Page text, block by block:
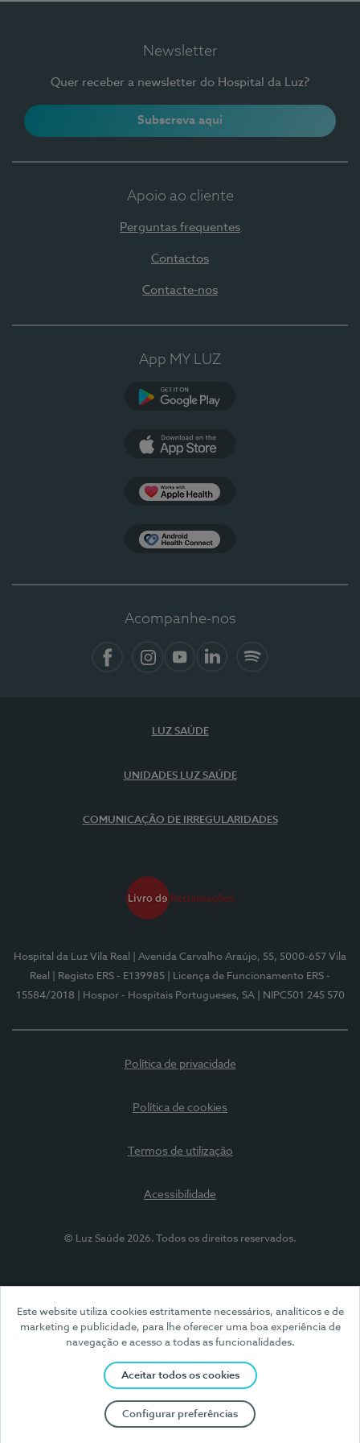
Este website utiliza cookies estritamente necessários, analíticos e de
marketing e publicidade, para lhe oferecer uma boa experiência de
navegação e acesso a todas as funcionalidades.
Aceitar todos os cookies
Configurar preferências
Newsletter
Quer receber a newsletter do Hospital da Luz?
Subscreva aqui
Apoio ao cliente
Perguntas frequentes
Contactos
Contacte-nos
App MY LUZ
Acompanhe-nos
LUZ SAÚDE
UNIDADES LUZ SAÚDE
COMUNICAÇÃO DE IRREGULARIDADES
Hospital da Luz Vila Real
| Avenida Carvalho Araújo, 55, 5000-657 Vila
Real
| Registo ERS - E139985
| Licença de Funcionamento ERS -
15584/2018
| Hospor - Hospitais Portugueses, SA | NIPC501 245 570
Política de privacidade
Política de cookies
Termos de utilização
Acessibilidade
© Luz Saúde 2026. Todos os direitos reservados.